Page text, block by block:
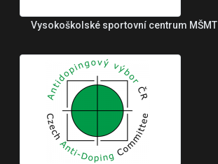
Vysokoškolské sportovní centrum MŠMT